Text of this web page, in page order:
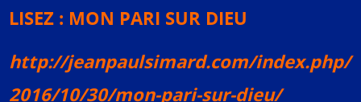
LISEZ : MON PARI SUR DIEU
http://jeanpaulsimard.com/index.php/
2016/10/30/mon-pari-sur-dieu/